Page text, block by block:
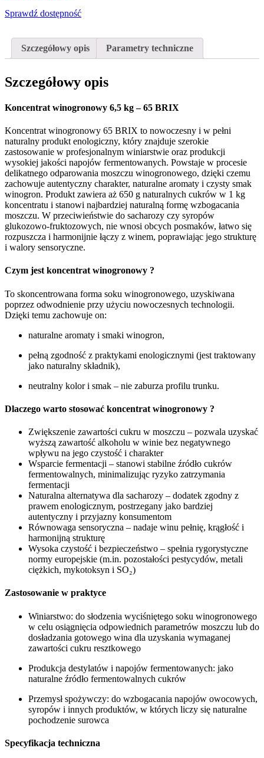
Sprawdź dostępność
Szczegółowy opis Parametry techniczne
Szczegółowy opis
Koncentrat winogronowy 6,5 kg – 65 BRIX
Koncentrat winogronowy 65 BRIX to nowoczesny i w pełni
naturalny produkt enologiczny, który znajduje szerokie
zastosowanie w profesjonalnym winiarstwie oraz produkcji
wysokiej jakości napojów fermentowanych. Powstaje w procesie
delikatnego odparowania moszczu winogronowego, dzięki czemu
zachowuje autentyczny charakter, naturalne aromaty i czysty smak
winogron. Produkt zawiera aż 650 g naturalnych cukrów w 1 kg
koncentratu i stanowi najbardziej naturalną formę wzbogacania
moszczu. W przeciwieństwie do sacharozy czy syropów
glukozowo-fruktozowych, nie wnosi obcych posmaków, łatwo się
rozpuszcza i harmonijnie łączy z winem, poprawiając jego strukturę
i walory sensoryczne.
Czym jest koncentrat winogronowy ?
To skoncentrowana forma soku winogronowego, uzyskiwana
poprzez odwodnienie przy użyciu nowoczesnych technologii.
Dzięki temu zachowuje on:
naturalne aromaty i smaki winogron,
pełną zgodność z praktykami enologicznymi (jest traktowany
jako naturalny składnik),
neutralny kolor i smak – nie zaburza profilu trunku.
Dlaczego warto stosować koncentrat winogronowy ?
Zwiększenie zawartości cukru w moszczu – pozwala uzyskać
wyższą zawartość alkoholu w winie bez negatywnego
wpływu na jego czystość i charakter
Wsparcie fermentacji – stanowi stabilne źródło cukrów
fermentowalnych, minimalizując ryzyko zatrzymania
fermentacji
Naturalna alternatywa dla sacharozy – dodatek zgodny z
prawem enologicznym, postrzegany jako bardziej
autentyczny i przyjazny konsumentom
Równowaga sensoryczna – nadaje winu pełnię, krągłość i
harmonijną strukturę
Wysoka czystość i bezpieczeństwo – spełnia rygorystyczne
normy europejskie (m.in. pozostałości pestycydów, metali
ciężkich, mykotoksyn i SO₂)
Zastosowanie w praktyce
Winiarstwo: do słodzenia wyciśniętego soku winogronowego
w celu osiągnięcia odpowiednich parametrów moszczu lub do
dosładzania gotowego wina dla uzyskania wymaganej
zawartości cukru resztkowego
Produkcja destylatów i napojów fermentowanych: jako
naturalne źródło fermentowalnych cukrów
Przemysł spożywczy: do wzbogacania napojów owocowych,
syropów i innych produktów, w których liczy się naturalne
pochodzenie surowca
Specyfikacja techniczna